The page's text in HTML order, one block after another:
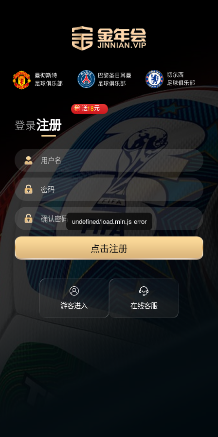
登录注册
送18元
点击注册
游客进入 在线客服
undefined/load.min.js error